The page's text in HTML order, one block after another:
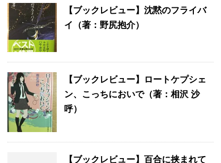
【ブックレビュー】沈黙のフライバ
イ（著：野尻抱介）
【ブックレビュー】ロートケプシェ
ン、こっちにおいで（著：相沢 沙
呼）
【ブックレビュー】百合に挟まれて